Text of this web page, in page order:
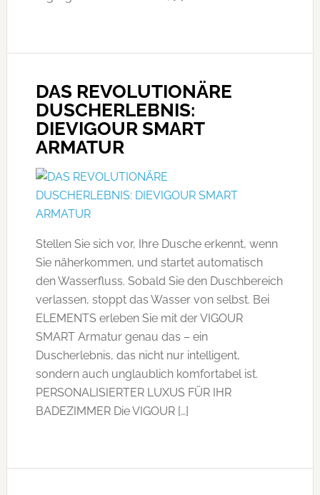
DAS REVOLUTIONÄRE
DUSCHERLEBNIS:
DIEVIGOUR SMART
ARMATUR
Stellen Sie sich vor, Ihre Dusche erkennt, wenn
Sie näherkommen, und startet automatisch
den Wasserfluss. Sobald Sie den Duschbereich
verlassen, stoppt das Wasser von selbst. Bei
ELEMENTS erleben Sie mit der VIGOUR
SMART Armatur genau das – ein
Duscherlebnis, das nicht nur intelligent,
sondern auch unglaublich komfortabel ist.
PERSONALISIERTER LUXUS FÜR IHR
BADEZIMMER Die VIGOUR […]